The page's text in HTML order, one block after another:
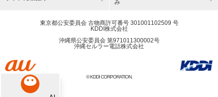
み
東京都公安委員会 古物商許可番号 301001102509 号
KDDI株式会社
沖縄県公安委員会 第971011300002号
沖縄セルラー電話株式会社
© KDDI CORPORATION.